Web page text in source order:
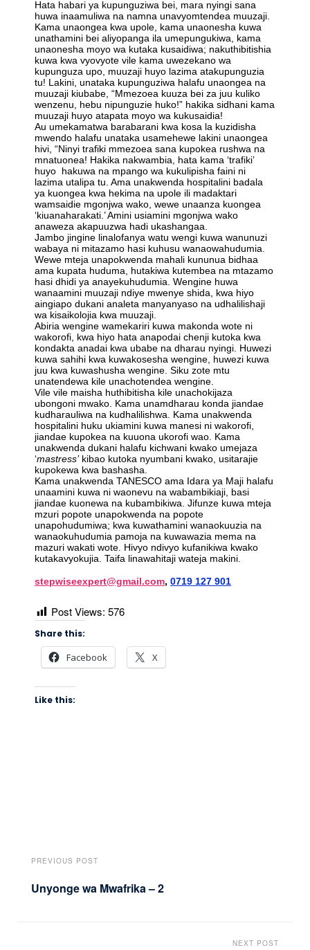
Hata habari ya kupunguziwa bei, mara nyingi sana
huwa inaamuliwa na namna unavyomtendea muuzaji.
Kama unaongea kwa upole, kama unaonesha kuwa
unathamini bei aliyopanga ila umepungukiwa, kama
unaonesha moyo wa kutaka kusaidiwa; nakuthibitishia
kuwa kwa vyovyote vile kama uwezekano wa
kupunguza upo, muuzaji huyo lazima atakupunguzia
tu! Lakini, unataka kupunguziwa halafu unaongea na
muuzaji kiubabe, “Mmezoea kuuza bei za juu kuliko
wenzenu, hebu nipunguzie huko!” hakika sidhani kama
muuzaji huyo atapata moyo wa kukusaidia!
Au umekamatwa barabarani kwa kosa la kuzidisha
mwendo halafu unataka usamehewe lakini unaongea
hivi, “Ninyi trafiki mmezoea sana kupokea rushwa na
mnatuonea! Hakika nakwambia, hata kama ‘trafiki’
huyo hakuwa na mpango wa kukulipisha faini ni
lazima utalipa tu. Ama unakwenda hospitalini badala
ya kuongea kwa hekima na upole ili madaktari
wamsaidie mgonjwa wako, wewe unaanza kuongea
‘kiuanaharakati.’ Amini usiamini mgonjwa wako
anaweza akapuuzwa hadi ukashangaa.
Jambo jingine linalofanya watu wengi kuwa wanunuzi
wabaya ni mitazamo hasi kuhusu wanaowahudumia.
Wewe mteja unapokwenda mahali kununua bidhaa
ama kupata huduma, hutakiwa kutembea na mtazamo
hasi dhidi ya anayekuhudumia. Wengine huwa
wanaamini muuzaji ndiye mwenye shida, kwa hiyo
aingiapo dukani analeta manyanyaso na udhalilishaji
wa kisaikolojia kwa muuzaji.
Abiria wengine wamekariri kuwa makonda wote ni
wakorofi, kwa hiyo hata anapodai chenji kutoka kwa
kondakta anadai kwa ubabe na dharau nyingi. Huwezi
kuwa sahihi kwa kuwakosesha wengine, huwezi kuwa
juu kwa kuwashusha wengine. Siku zote mtu
unatendewa kile unachotendea wengine.
Vile vile maisha huthibitisha kile unachokijaza
ubongoni mwako. Kama unamdharau konda jiandae
kudharauliwa na kudhalilishwa. Kama unakwenda
hospitalini huku ukiamini kuwa manesi ni wakorofi,
jiandae kupokea na kuuona ukorofi wao. Kama
unakwenda dukani halafu kichwani kwako umejaza
‘mastress’kibao kutoka nyumbani kwako, usitarajie
kupokewa kwa bashasha.
Kama unakwenda TANESCO ama Idara ya Maji halafu
unaamini kuwa ni waonevu na wabambikiaji, basi
jiandae kuonewa na kubambikiwa. Jifunze kuwa mteja
mzuri popote unapokwenda na popote
unapohudumiwa; kwa kuwathamini wanaokuuzia na
wanaokuhudumia pamoja na kuwawazia mema na
mazuri wakati wote. Hivyo ndivyo kufanikiwa kwako
kutakavyokujia. Taifa linawahitaji wateja makini.
stepwiseexpert@gmail.com, 0719 127 901
Post Views: 576
Share this:
Facebook X
Like this:
PREVIOUS POST
Unyonge wa Mwafrika – 2
NEXT POST